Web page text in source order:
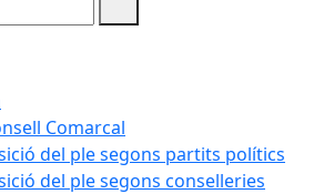
Comarcal
del ple segons partits polítics
del ple segons conselleries